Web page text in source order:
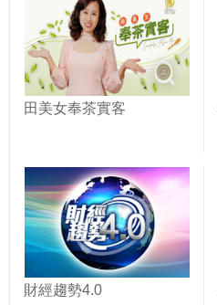
田美女奉茶實客
財經趨勢4.0